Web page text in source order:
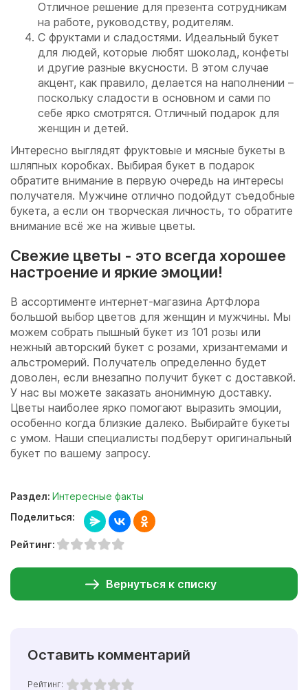
Отличное решение для презента сотрудникам
на работе, руководству, родителям.
С фруктами и сладостями. Идеальный букет
для людей, которые любят шоколад, конфеты
и другие разные вкусности. В этом случае
акцент, как правило, делается на наполнении –
поскольку сладости в основном и сами по
себе ярко смотрятся. Отличный подарок для
женщин и детей.
Интересно выглядят фруктовые и мясные букеты в
шляпных коробках. Выбирая букет в подарок
обратите внимание в первую очередь на интересы
получателя. Мужчине отлично подойдут съедобные
букета, а если он творческая личность, то обратите
внимание всё же на живые цветы.
Свежие цветы - это всегда хорошее
настроение и яркие эмоции!
В ассортименте интернет-магазина АртФлора
большой выбор цветов для женщин и мужчины. Мы
можем собрать пышный букет из 101 розы или
нежный авторский букет с розами, хризантемами и
альстромерий. Получатель определенно будет
доволен, если внезапно получит букет с доставкой.
У нас вы можете заказать анонимную доставку.
Цветы наиболее ярко помогают выразить эмоции,
особенно когда близкие далеко. Выбирайте букеты
с умом. Наши специалисты подберут оригинальный
букет по вашему запросу.
Раздел: Интересные факты
Поделиться:
Рейтинг:
Вернуться к списку
Оставить комментарий
Рейтинг: